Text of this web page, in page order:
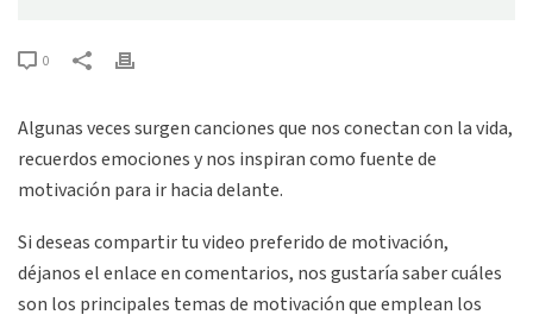
0
Algunas veces surgen canciones que nos conectan con la vida,
recuerdos emociones y nos inspiran como fuente de
motivación para ir hacia delante.
Si deseas compartir tu video preferido de motivación,
déjanos el enlace en comentarios, nos gustaría saber cuáles
son los principales temas de motivación que emplean los